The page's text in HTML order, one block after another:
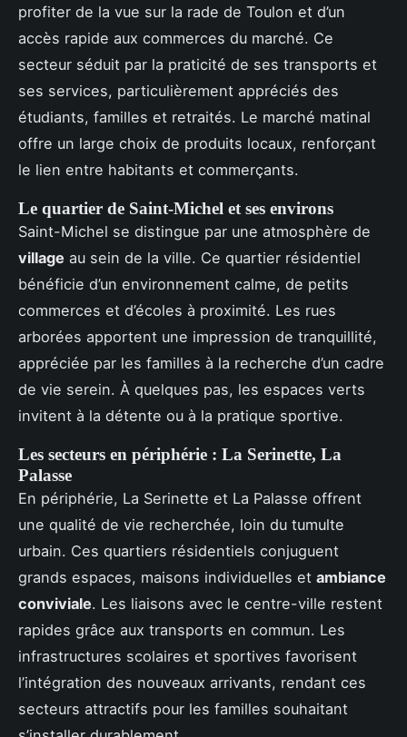
profiter de la vue sur la rade de Toulon et d’un
accès rapide aux commerces du marché. Ce
secteur séduit par la praticité de ses transports et
ses services, particulièrement appréciés des
étudiants, familles et retraités. Le marché matinal
offre un large choix de produits locaux, renforçant
le lien entre habitants et commerçants.
Le quartier de Saint-Michel et ses environs
Saint-Michel se distingue par une atmosphère de
village au sein de la ville. Ce quartier résidentiel
bénéficie d’un environnement calme, de petits
commerces et d’écoles à proximité. Les rues
arborées apportent une impression de tranquillité,
appréciée par les familles à la recherche d’un cadre
de vie serein. À quelques pas, les espaces verts
invitent à la détente ou à la pratique sportive.
Les secteurs en périphérie : La Serinette, La
Palasse
En périphérie, La Serinette et La Palasse offrent
une qualité de vie recherchée, loin du tumulte
urbain. Ces quartiers résidentiels conjuguent
grands espaces, maisons individuelles et ambiance
conviviale. Les liaisons avec le centre-ville restent
rapides grâce aux transports en commun. Les
infrastructures scolaires et sportives favorisent
l’intégration des nouveaux arrivants, rendant ces
secteurs attractifs pour les familles souhaitant